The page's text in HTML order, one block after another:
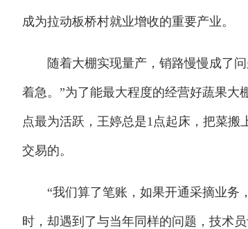
成为拉动板桥村就业增收的重要产业。
随着大棚实现量产，销路慢慢成了问
着急。”为了能最大程度的经营好蔬果大
点最为活跃，王婷总是1点起床，把菜
交易的。
“我们算了笔账，如果开通采摘业务
时，却遇到了与当年同样的问题，技术